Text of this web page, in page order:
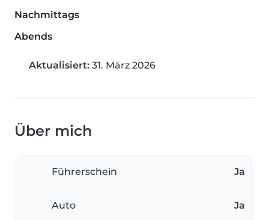
Nachmittags
Abends
Aktualisiert: 31. März 2026
Über mich
Führerschein Ja
Auto Ja